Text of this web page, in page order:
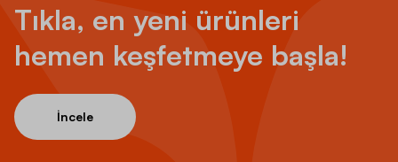
Tıkla, en yeni ürünleri
hemen keşfetmeye başla!
İncele